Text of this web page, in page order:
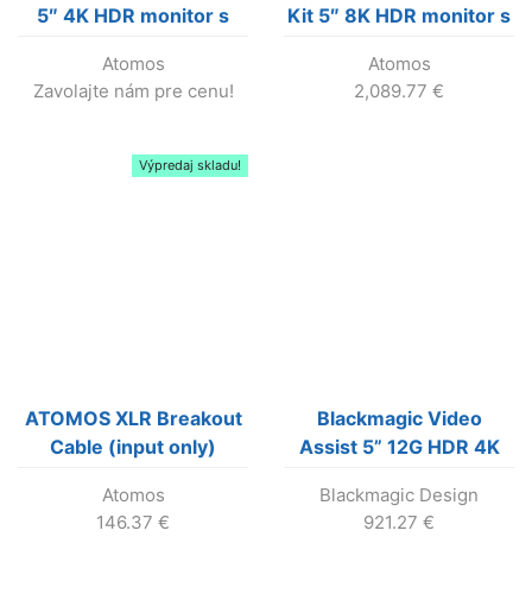
5″ 4K HDR monitor s
(Predaj skončil!)
Atomos
Zavolajte nám pre cenu!
Kit 5″ 8K HDR monitor s
Atomos
2,089.77 €
Výpredaj skladu!
ATOMOS XLR Breakout
Cable (input only)
Atomos
146.37 €
Blackmagic Video
Assist 5” 12G HDR 4K
Blackmagic Design
921.27 €